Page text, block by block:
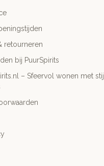
retourneren
bij PuurSpirits
– Sfeervol wonen met stijl